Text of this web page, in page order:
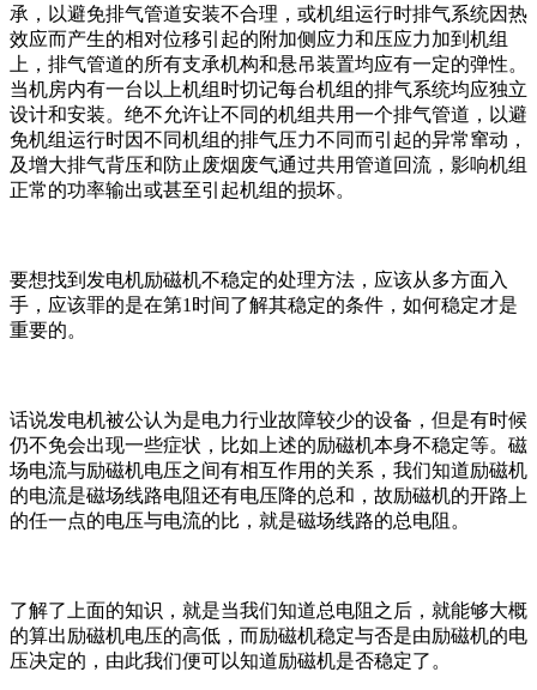
承，以避免排气管道安装不合理，或机组运行时排气系统因热
效应而产生的相对位移引起的附加侧应力和压应力加到机组
上，排气管道的所有支承机构和悬吊装置均应有一定的弹性。
当机房内有一台以上机组时切记每台机组的排气系统均应独立
设计和安装。绝不允许让不同的机组共用一个排气管道，以避
免机组运行时因不同机组的排气压力不同而引起的异常窜动，
及增大排气背压和防止废烟废气通过共用管道回流，影响机组
正常的功率输出或甚至引起机组的损坏。
要想找到发电机励磁机不稳定的处理方法，应该从多方面入
手，应该罪的是在第1时间了解其稳定的条件，如何稳定才是
重要的。
话说发电机被公认为是电力行业故障较少的设备，但是有时候
仍不免会出现一些症状，比如上述的励磁机本身不稳定等。磁
场电流与励磁机电压之间有相互作用的关系，我们知道励磁机
的电流是磁场线路电阻还有电压降的总和，故励磁机的开路上
的任一点的电压与电流的比，就是磁场线路的总电阻。
了解了上面的知识，就是当我们知道总电阻之后，就能够大概
的算出励磁机电压的高低，而励磁机稳定与否是由励磁机的电
压决定的，由此我们便可以知道励磁机是否稳定了。